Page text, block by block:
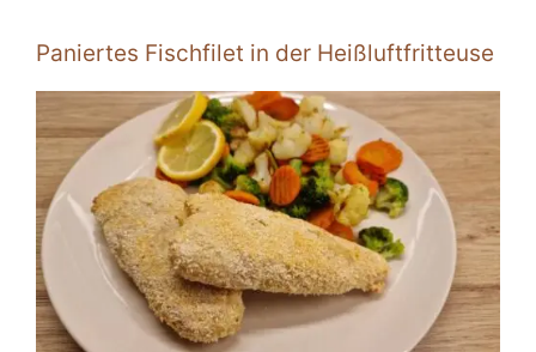
Paniertes Fischfilet in der Heißluftfritteuse